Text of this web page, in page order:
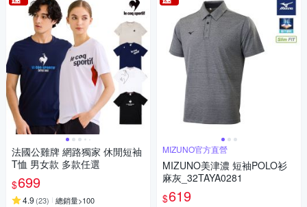
法國公雞牌 網路獨家 休閒短袖
T恤 男女款 多款任選
$699
4.9 (23) 總銷量>100
MIZUNO官方直營
MIZUNO美津濃 短袖POLO衫
麻灰_32TAYA0281
$619